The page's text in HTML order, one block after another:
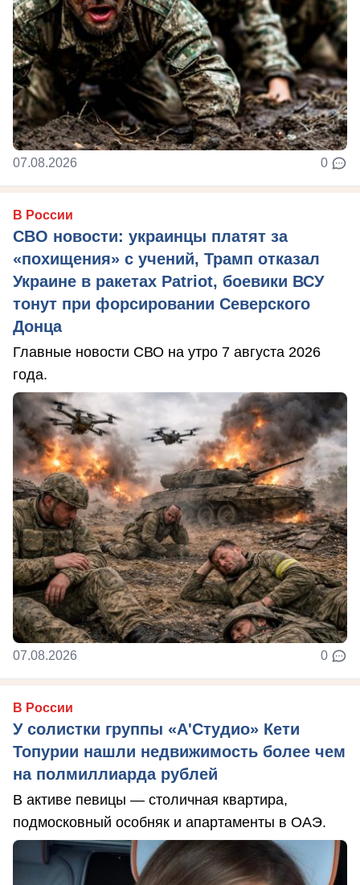
07.08.2026 0
В России
СВО новости: украинцы платят за
«похищения» с учений, Трамп отказал
Украине в ракетах Patriot, боевики ВСУ
тонут при форсировании Северского
Донца
Главные новости СВО на утро 7 августа 2026
года.
07.08.2026 0
В России
У солистки группы «А'Студио» Кети
Топурии нашли недвижимость более чем
на полмиллиарда рублей
В активе певицы — столичная квартира,
подмосковный особняк и апартаменты в ОАЭ.